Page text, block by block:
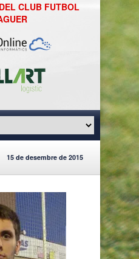
CLUB FUTBOL
15 de desembre de 2015